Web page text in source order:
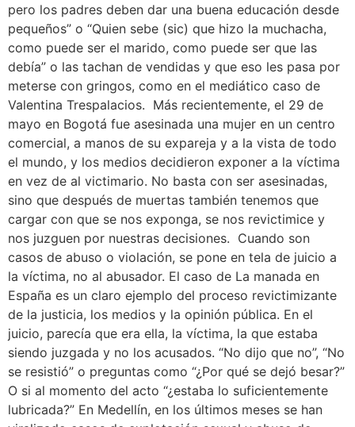
pero los padres deben dar una buena educación desde
pequeños” o “Quien sebe (sic) que hizo la muchacha,
como puede ser el marido, como puede ser que las
debía” o las tachan de vendidas y que eso les pasa por
meterse con gringos, como en el mediático caso de
Valentina Trespalacios. Más recientemente, el 29 de
mayo en Bogotá fue asesinada una mujer en un centro
comercial, a manos de su expareja y a la vista de todo
el mundo, y los medios decidieron exponer a la víctima
en vez de al victimario. No basta con ser asesinadas,
sino que después de muertas también tenemos que
cargar con que se nos exponga, se nos revictimice y
nos juzguen por nuestras decisiones. Cuando son
casos de abuso o violación, se pone en tela de juicio a
la víctima, no al abusador. El caso de La manada en
España es un claro ejemplo del proceso revictimizante
de la justicia, los medios y la opinión pública. En el
juicio, parecía que era ella, la víctima, la que estaba
siendo juzgada y no los acusados. “No dijo que no”, “No
se resistió” o preguntas como “¿Por qué se dejó besar?”
O si al momento del acto “¿estaba lo suficientemente
lubricada?” En Medellín, en los últimos meses se han